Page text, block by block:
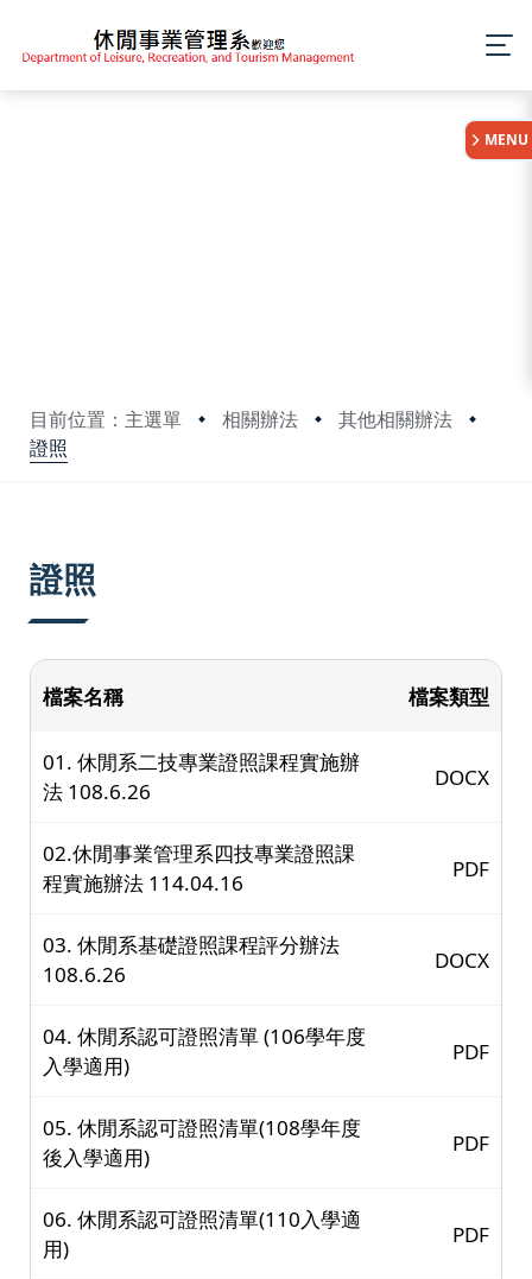
目前位置：主選單 相關辦法
其他相關辦法
證照
MENU
證照
檔案名稱 檔案類型
01. 休閒系二技專業證照課程實施辦
法 108.6.26
DOCX
02.休閒事業管理系四技專業證照課
程實施辦法 114.04.16
PDF
03. 休閒系基礎證照課程評分辦法
108.6.26
DOCX
04. 休閒系認可證照清單 (106學年度
入學適用)
PDF
05. 休閒系認可證照清單(108學年度
後入學適用)
PDF
06. 休閒系認可證照清單(110入學適
用)
PDF